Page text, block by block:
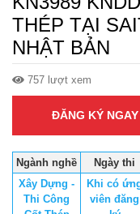
THÉP TẠI
NHẬT BẢN
757 lượt xem
ĐĂNG KÝ NGAY
Ngành nghề Ngày thi
Xây Dựng -
Thi Công
Khi có
viên đăng